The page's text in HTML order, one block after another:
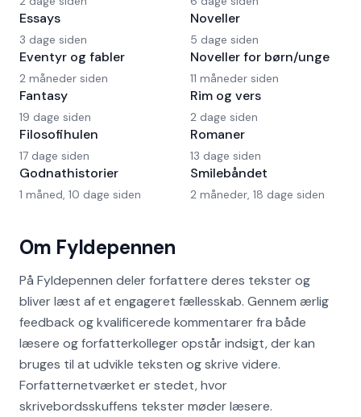
Om Fyldepennen
På Fyldepennen deler forfattere deres tekster og
bliver læst af et engageret fællesskab. Gennem ærlig
feedback og kvalificerede kommentarer fra både
læsere og forfatterkolleger opstår indsigt, der kan
bruges til at udvikle teksten og skrive videre.
Forfatternetværket er stedet, hvor
skrivebordsskuffens tekster møder læsere.
Essays
3 dage siden
Eventyr og fabler
2 måneder siden
Fantasy
19 dage siden
Filosofihulen
17 dage siden
Godnathistorier
1 måned, 10 dage siden
Noveller
5 dage siden
Noveller for børn/unge
11 måneder siden
Rim og vers
2 dage siden
Romaner
13 dage siden
Smilebåndet
2 måneder, 18 dage siden